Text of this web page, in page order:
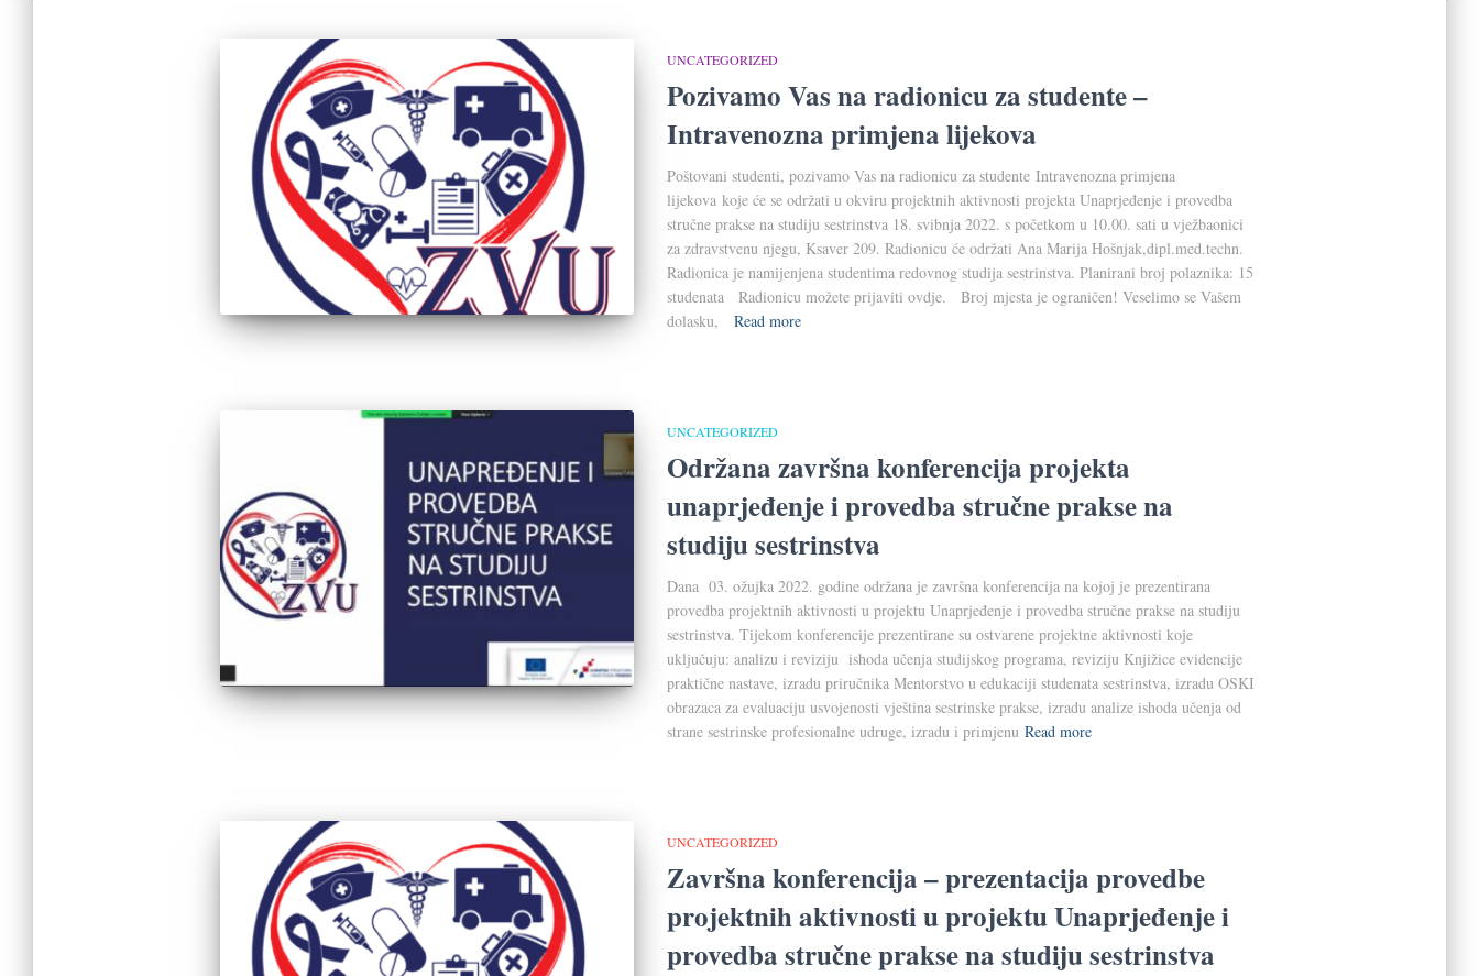
UNCATEGORIZED
Pozivamo Vas na radionicu za studente –
Intravenozna primjena lijekova
Poštovani studenti, pozivamo Vas na radionicu za studente Intravenozna primjena
lijekova koje će se održati u okviru projektnih aktivnosti projekta Unaprjeđenje i provedba
stručne prakse na studiju sestrinstva 18. svibnja 2022. s početkom u 10.00. sati u vježbaonici
za zdravstvenu njegu, Ksaver 209. Radionicu će održati Ana Marija Hošnjak,dipl.med.techn.
Radionica je namijenjena studentima redovnog studija sestrinstva. Planirani broj polaznika: 15
studenata Radionicu možete prijaviti ovdje. Broj mjesta je ograničen! Veselimo se Vašem
dolasku,
Read more
UNCATEGORIZED
Održana završna konferencija projekta
unaprjeđenje i provedba stručne prakse na
studiju sestrinstva
Dana 03. ožujka 2022. godine održana je završna konferencija na kojoj je prezentirana
provedba projektnih aktivnosti u projektu Unaprjeđenje i provedba stručne prakse na studiju
sestrinstva. Tijekom konferencije prezentirane su ostvarene projektne aktivnosti koje
uključuju: analizu i reviziju ishoda učenja studijskog programa, reviziju Knjižice evidencije
praktične nastave, izradu priručnika Mentorstvo u edukaciji studenata sestrinstva, izradu OSKI
obrazaca za evaluaciju usvojenosti vještina sestrinske prakse, izradu analize ishoda učenja od
strane sestrinske profesionalne udruge, izradu i primjenu Read more
UNCATEGORIZED
Završna konferencija – prezentacija provedbe
projektnih aktivnosti u projektu Unaprjeđenje i
provedba stručne prakse na studiju sestrinstva